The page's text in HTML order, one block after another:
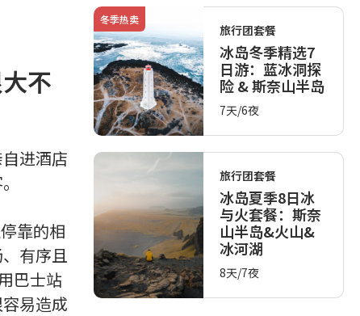
不
进酒店
靠的相
有序且
巴士站
易造成
冬季热卖
旅行团套餐
冰岛冬季精选7
日游：蓝冰洞探
险 & 斯奈山半岛
7天/6夜
旅行团套餐
冰岛夏季8日冰
与火套餐：斯奈
山半岛&火山&
冰河湖
8天/7夜